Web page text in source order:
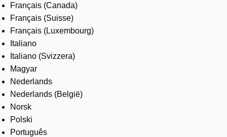
Français (Canada)
Français (Suisse)
Français (Luxembourg)
Italiano
Italiano (Svizzera)
Magyar
Nederlands
Nederlands (België)
Norsk
Polski
Português